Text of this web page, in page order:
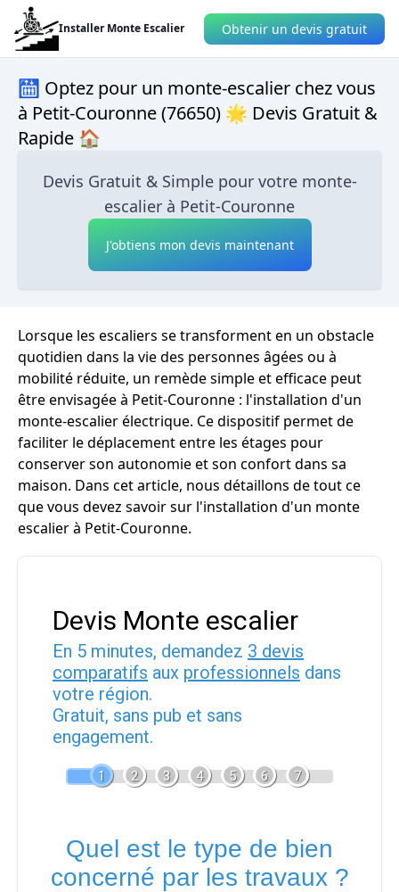
Installer Monte Escalier Obtenir un devis gratuit
🛗 Optez pour un monte-escalier chez vous
à Petit-Couronne (76650) 🌟 Devis Gratuit &
Rapide 🏠
Devis Gratuit & Simple pour votre monte-
escalier à Petit-Couronne
J'obtiens mon devis maintenant
Lorsque les escaliers se transforment en un obstacle
quotidien dans la vie des personnes âgées ou à
mobilité réduite, un remède simple et efficace peut
être envisagée à Petit-Couronne : l'installation d'un
monte-escalier électrique. Ce dispositif permet de
faciliter le déplacement entre les étages pour
conserver son autonomie et son confort dans sa
maison. Dans cet article, nous détaillons de tout ce
que vous devez savoir sur l'installation d'un monte
escalier à Petit-Couronne.
Devis Monte escalier
En 5 minutes, demandez 3 devis
comparatifs aux professionnels dans
votre région.
Gratuit, sans pub et sans
engagement.
1 2 3 4 5 6 7
Quel est le type de bien
concerné par les travaux ?